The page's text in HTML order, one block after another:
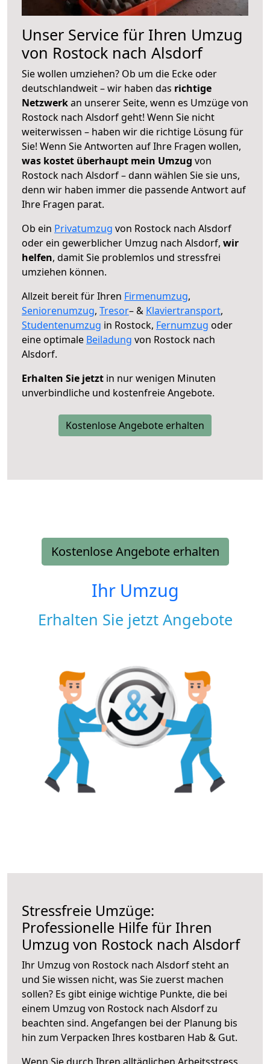
Unser Service für Ihren Umzug
von Rostock nach Alsdorf
Sie wollen umziehen? Ob um die Ecke oder
deutschlandweit – wir haben das richtige
Netzwerkan unserer Seite, wenn es Umzüge von
Rostock nach Alsdorf geht! Wenn Sie nicht
weiterwissen – haben wir die richtige Lösung für
Sie! Wenn Sie Antworten auf Ihre Fragen wollen,
was kostet überhaupt mein Umzug von
Rostock nach Alsdorf – dann wählen Sie sie uns,
denn wir haben immer die passende Antwort auf
Ihre Fragen parat.
Ob ein Privatumzug von Rostock nach Alsdorf
oder ein gewerblicher Umzug nach Alsdorf, wir
helfen, damit Sie problemlos und stressfrei
umziehen können.
Allzeit bereit für Ihren Firmenumzug,
Seniorenumzug, Tresor– & Klaviertransport,
Studentenumzug in Rostock, Fernumzug oder
eine optimale Beiladung von Rostock nach
Alsdorf.
Erhalten Sie jetzt in nur wenigen Minuten
unverbindliche und kostenfreie Angebote.
Kostenlose Angebote erhalten
Kostenlose Angebote erhalten
Ihr Umzug
Erhalten Sie jetzt Angebote
Stressfreie Umzüge:
Professionelle Hilfe für Ihren
Umzug von Rostock nach Alsdorf
Ihr Umzug von Rostock nach Alsdorf steht an
und Sie wissen nicht, was Sie zuerst machen
sollen? Es gibt einige wichtige Punkte, die bei
einem Umzug von Rostock nach Alsdorf zu
beachten sind. Angefangen bei der Planung bis
hin zum Verpacken Ihres kostbaren Hab & Gut.